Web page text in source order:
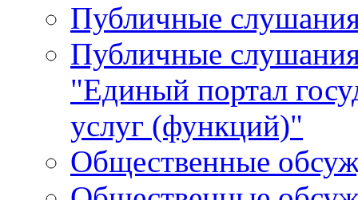
Публичные
Публичные
"Единый портал
услуг (функций)"
Общественные